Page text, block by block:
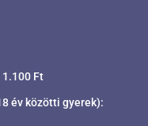
Ft
év közötti gyerek):